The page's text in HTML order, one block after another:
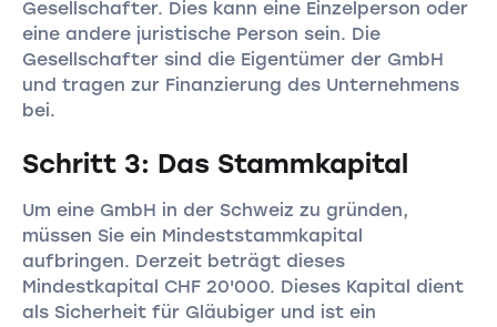
Gesellschafter. Dies kann eine Einzelperson oder
eine andere juristische Person sein. Die
Gesellschafter sind die Eigentümer der GmbH
und tragen zur Finanzierung des Unternehmens
bei.
Schritt 3: Das Stammkapital
Um eine GmbH in der Schweiz zu gründen,
müssen Sie ein Mindeststammkapital
aufbringen. Derzeit beträgt dieses
Mindestkapital CHF 20'000. Dieses Kapital dient
als Sicherheit für Gläubiger und ist ein